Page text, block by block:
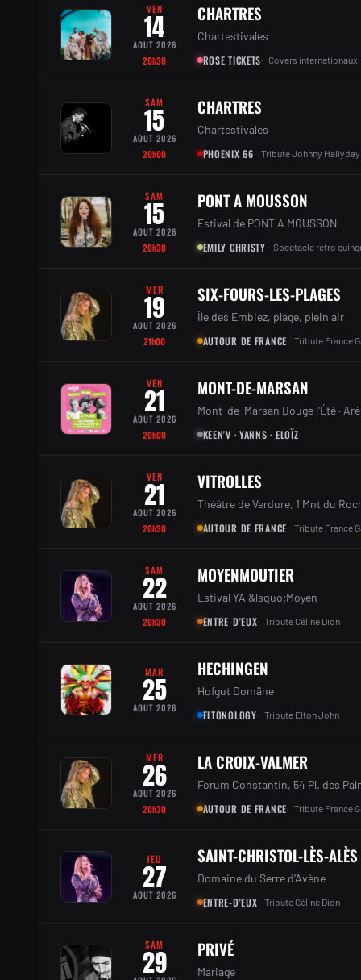
VEN
14
AOUT 2026
20h30
CHARTRES
Chartestivales
ROSE TICKETS
Covers
SAM
15
AOUT 2026
20h00
CHARTRES
Chartestivales
PHOENIX 66
Tribute Johnny Hallyday
SAM
15
AOUT 2026
20h30
PONT A MOUSSON
Estival de PONT A MOUSSON
EMILY CHRISTY
Spectacle rétro
MER
19
AOUT 2026
21h00
SIX-FOURS-LES-PLAGES
Île des Embiez, plage, plein air
AUTOUR DE FRANCE
Tribute France
VEN
21
AOUT 2026
20h00
MONT-DE-MARSAN
Mont-de-Marsan Bouge l'Été ·
KEEN'V · YANNS · ELOÏZ
VEN
21
AOUT 2026
20h30
VITROLLES
Théâtre de Verdure, 1 Mnt du
AUTOUR DE FRANCE
Tribute France
SAM
22
AOUT 2026
20h30
MOYENMOUTIER
Estival YA &lsquo;Moyen
ENTRE-D'EUX
Tribute Céline Dion
MAR
25
AOUT 2026
HECHINGEN
Hofgut Domäne
ELTONOLOGY
Tribute Elton John
MER
26
AOUT 2026
20h30
LA CROIX-VALMER
Forum Constantin, 54 Pl. des
AUTOUR DE FRANCE
Tribute France
JEU
27
AOUT 2026
SAINT-CHRISTOL-LÈS-ALÈS
Domaine du Serre d'Avène
ENTRE-D'EUX
Tribute Céline Dion
SAM
29 PRIVÉ
Mariage